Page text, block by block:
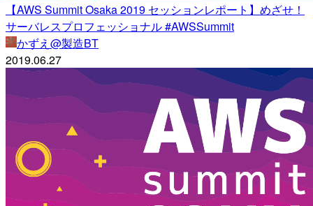
【AWS Summit Osaka 2019 セッションレポート】めざせ！
サーバレスプロフェッショナル #AWSSummit
かずえ@製造BT
2019.06.27